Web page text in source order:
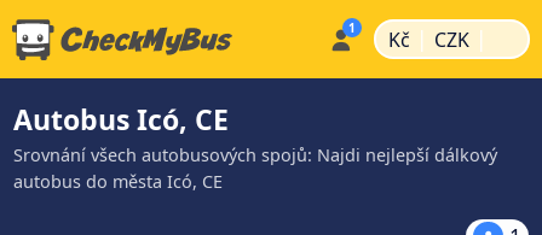
Kč | CZK |
Autobus Icó, CE
Srovnání všech autobusových spojů: Najdi nejlepší dálkový
autobus do města Icó, CE